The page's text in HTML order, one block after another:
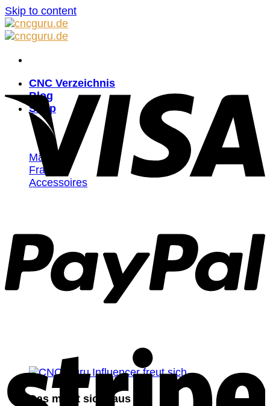
Skip to content
CNC Verzeichnis
Blog
Shop
Männer
Frauen
Accessoires
Das misst sich raus